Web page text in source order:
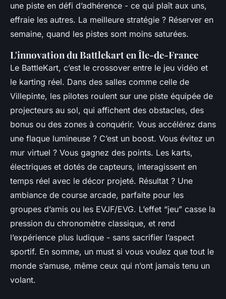
une piste en défi d’adhérence - ce qui plaît aux uns,
effraie les autres. La meilleure stratégie ? Réserver en
semaine, quand les pistes sont moins saturées.
L'innovation du Battlekart en Île-de-France
Le BattleKart, c’est le crossover entre le jeu vidéo et
le karting réel. Dans des salles comme celle de
Villepinte, les pilotes roulent sur une piste équipée de
projecteurs au sol, qui affichent des obstacles, des
bonus ou des zones à conquérir. Vous accélérez dans
une flaque lumineuse ? C’est un boost. Vous évitez un
mur virtuel ? Vous gagnez des points. Les karts,
électriques et dotés de capteurs, interagissent en
temps réel avec le décor projeté. Résultat ? Une
ambiance de course arcade, parfaite pour les
groupes d’amis ou les EVJF/EVG. L’effet “jeu” casse la
pression du chronomètre classique, et rend
l’expérience plus ludique - sans sacrifier l’aspect
sportif. En somme, un must si vous voulez que tout le
monde s’amuse, même ceux qui n’ont jamais tenu un
volant.